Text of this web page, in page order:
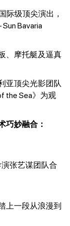
际级顶尖演出，
Bavaria
、摩托艇及逼真
亚顶尖光影团队
the Sea》为观
巧妙融合：
张艺谋团队合
上一段从浪漫到